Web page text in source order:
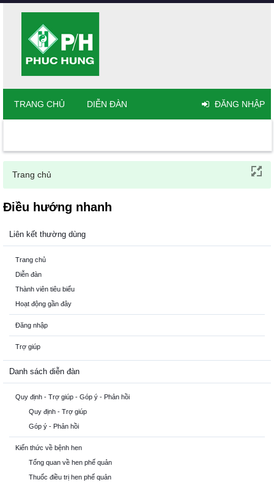
Trang chủ
Điều hướng nhanh
Liên kết thường dùng
Trang chủ
Diễn đàn
Thành viên tiêu biểu
Hoạt động gần đây
Đăng nhập
Trợ giúp
Danh sách diễn đàn
Quy định - Trợ giúp - Góp ý - Phản hồi
Quy định - Trợ giúp
Góp ý - Phản hồi
Kiến thức về bệnh hen
Tổng quan về hen phế quản
Thuốc điều trị hen phế quản
TRANG CHỦ DIỄN ĐÀN ĐĂNG NHẬP